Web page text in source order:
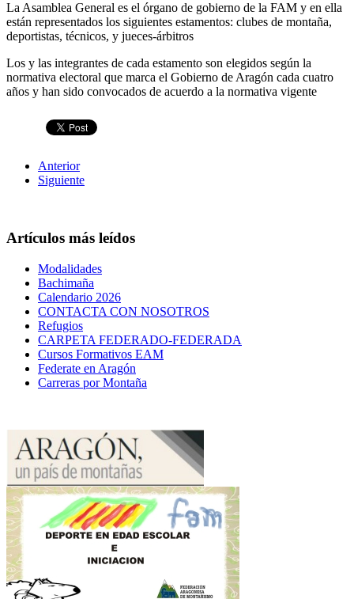
La Asamblea General es el órgano de gobierno de la FAM y en ella
están representados los siguientes estamentos: clubes de montaña,
deportistas, técnicos, y jueces-árbitros
Los y las integrantes de cada estamento son elegidos según la
normativa electoral que marca el Gobierno de Aragón cada cuatro
años y han sido convocados de acuerdo a la normativa vigente
Anterior
Siguiente
Artículos más leídos
Modalidades
Bachimaña
Calendario 2026
CONTACTA CON NOSOTROS
Refugios
CARPETA FEDERADO-FEDERADA
Cursos Formativos EAM
Federate en Aragón
Carreras por Montaña